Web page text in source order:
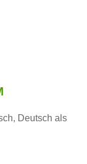
Deutsch als